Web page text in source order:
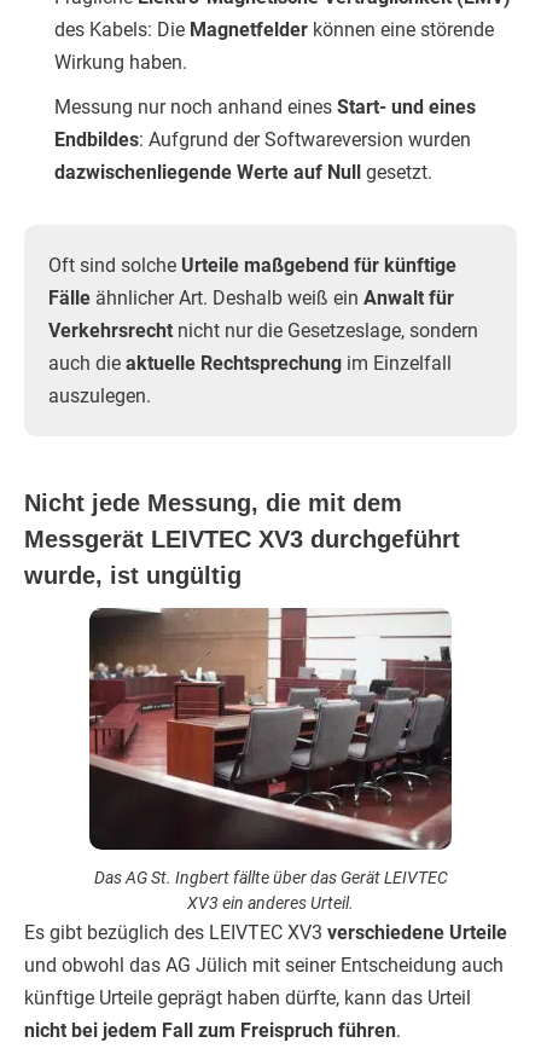
des Kabels: Die Magnetfelder können eine störende
Wirkung haben.
Messung nur noch anhand eines Start- und eines
Endbildes: Aufgrund der Softwareversion wurden
dazwischenliegende Werte auf Null gesetzt.
Oft sind solche Urteile maßgebend für künftige
Fälle ähnlicher Art. Deshalb weiß ein Anwalt für
Verkehrsrecht nicht nur die Gesetzeslage, sondern
auch die aktuelle Rechtsprechung im Einzelfall
auszulegen.
Nicht jede Messung, die mit dem
Messgerät LEIVTEC XV3 durchgeführt
wurde, ist ungültig
Das AG St. Ingbert fällte über das Gerät LEIVTEC
XV3 ein anderes Urteil.
Es gibt bezüglich des LEIVTEC XV3 verschiedene Urteile
und obwohl das AG Jülich mit seiner Entscheidung auch
künftige Urteile geprägt haben dürfte, kann das Urteil
nicht bei jedem Fall zum Freispruch führen.